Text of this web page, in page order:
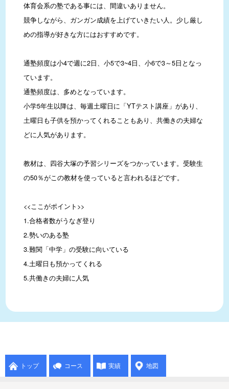
体育会系の塾である事には、間違いありません。
競争しながら、ガンガン成績を上げていきたい人。少し厳し
めの指導が好きな方にはおすすめです。
通塾頻度は小4で週に2日、小5で3~4日、小6で3～5日となっ
ています。
通塾頻度は、多めとなっています。
小学5年生以降は、毎週土曜日に「YTテスト講座」があり、
土曜日も子供を預かってくれることもあり、共働きの夫婦な
どに人気があります。
教材は、四谷大塚の予習シリーズをつかっています。受験生
の50％がこの教材を使っていると言われるほどです。
<<ここがポイント>>
1.合格者数がうなぎ登り
2.勢いのある塾
3.難関「中学」の受験に向いている
4.土曜日も預かってくれる
5.共働きの夫婦に人気
トップ コース 実績 地図